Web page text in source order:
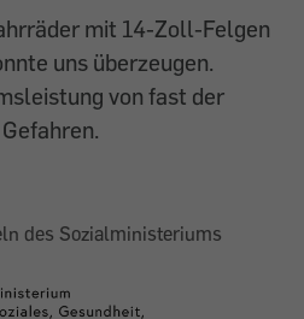
mit 14-Zoll-Felgen
uns überzeugen.
von fast der
des Sozialministeriums